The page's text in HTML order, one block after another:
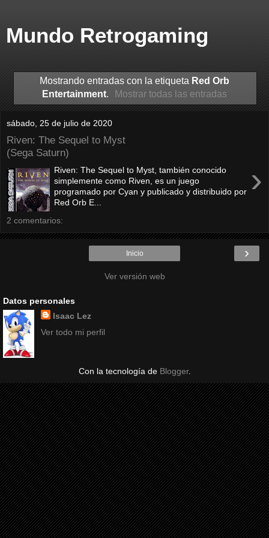
Mundo Retrogaming
Mostrando entradas con la etiqueta Red Orb
Entertainment. Mostrar todas las entradas
sábado, 25 de julio de 2020
Riven: The Sequel to Myst
(Sega Saturn)
›
Riven: The Sequel to Myst, también conocido
simplemente como Riven, es un juego
programado por Cyan y publicado y distribuido por
Red Orb E...
2 comentarios:
›
Inicio
Ver versión web
Datos personales
Isaac Lez
Ver todo mi perfil
Con la tecnología de Blogger.